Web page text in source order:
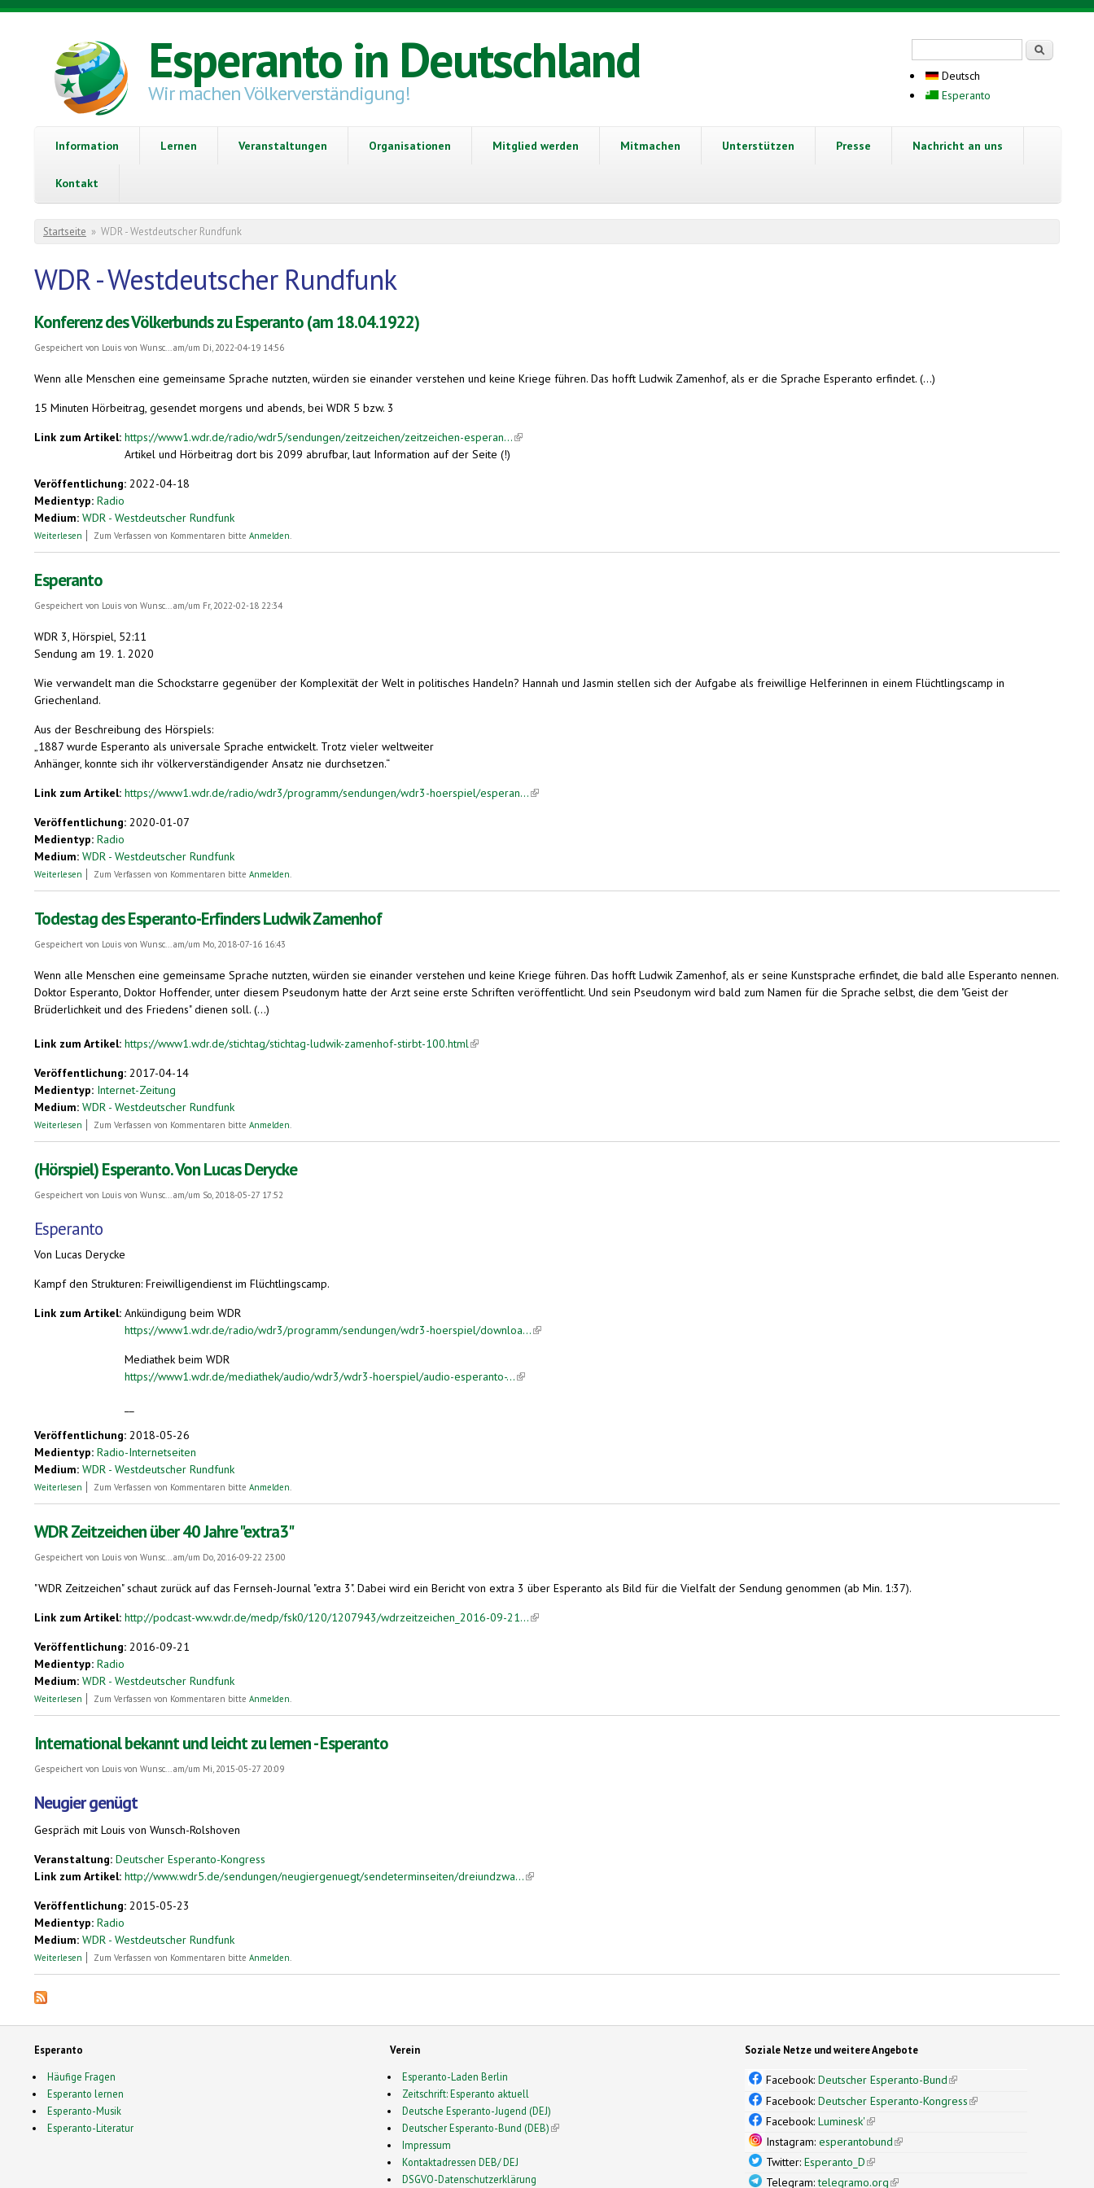
Direkt zum Inhalt
Esperanto in Deutschland
Wir machen Völkerverständigung!
Deutsch
Esperanto
Information Lernen Veranstaltungen Organisationen Mitglied werden Mitmachen Unterstützen Presse Nachricht an uns
Kontakt
Sie sind hier
Startseite » WDR - Westdeutscher Rundfunk
WDR - Westdeutscher Rundfunk
Konferenz des Völkerbunds zu Esperanto (am 18.04.1922)
Gespeichert von Louis von Wunsc...am/um Di, 2022-04-19 14:56
Wenn alle Menschen eine gemeinsame Sprache nutzten, würden sie einander verstehen und keine Kriege führen. Das hofft Ludwik Zamenhof, als er die Sprache Esperanto erfindet. (...)
15 Minuten Hörbeitrag, gesendet morgens und abends, bei WDR 5 bzw. 3
Link zum Artikel: https://www1.wdr.de/radio/wdr5/sendungen/zeitzeichen/zeitzeichen-esperan...(link is external)
Artikel und Hörbeitrag dort bis 2099 abrufbar, laut Information auf der Seite (!)
Veröffentlichung: 2022-04-18
Medientyp: Radio
Medium: WDR - Westdeutscher Rundfunk
Weiterlesen über Konferenz des Völkerbunds zu Esperanto (am 18.04.1922)
Zum Verfassen von Kommentaren bitte Anmelden.
Esperanto
Gespeichert von Louis von Wunsc...am/um Fr, 2022-02-18 22:34
WDR 3, Hörspiel, 52:11
Sendung am 19. 1. 2020
Wie verwandelt man die Schockstarre gegenüber der Komplexität der Welt in politisches Handeln? Hannah und Jasmin stellen sich der Aufgabe als freiwillige Helferinnen in einem Flüchtlingscamp in
Griechenland.
Aus der Beschreibung des Hörspiels:
„1887 wurde Esperanto als universale Sprache entwickelt. Trotz vieler weltweiter
Anhänger, konnte sich ihr völkerverständigender Ansatz nie durchsetzen.“
Link zum Artikel: https://www1.wdr.de/radio/wdr3/programm/sendungen/wdr3-hoerspiel/esperan...(link is external)
Veröffentlichung: 2020-01-07
Medientyp: Radio
Medium: WDR - Westdeutscher Rundfunk
Weiterlesen über Esperanto
Zum Verfassen von Kommentaren bitte Anmelden.
Todestag des Esperanto-Erfinders Ludwik Zamenhof
Gespeichert von Louis von Wunsc...am/um Mo, 2018-07-16 16:43
Wenn alle Menschen eine gemeinsame Sprache nutzten, würden sie einander verstehen und keine Kriege führen. Das hofft Ludwik Zamenhof, als er seine Kunstsprache erfindet, die bald alle Esperanto nennen.
Doktor Esperanto, Doktor Hoffender, unter diesem Pseudonym hatte der Arzt seine erste Schriften veröffentlicht. Und sein Pseudonym wird bald zum Namen für die Sprache selbst, die dem "Geist der
Brüderlichkeit und des Friedens" dienen soll. (...)
Link zum Artikel: https://www1.wdr.de/stichtag/stichtag-ludwik-zamenhof-stirbt-100.html(link is external)
Veröffentlichung: 2017-04-14
Medientyp: Internet-Zeitung
Medium: WDR - Westdeutscher Rundfunk
Weiterlesen über Todestag des Esperanto-Erfinders Ludwik Zamenhof
Zum Verfassen von Kommentaren bitte Anmelden.
(Hörspiel) Esperanto. Von Lucas Derycke
Gespeichert von Louis von Wunsc...am/um So, 2018-05-27 17:52
Esperanto
Von Lucas Derycke
Kampf den Strukturen: Freiwilligendienst im Flüchtlingscamp.
Link zum Artikel: Ankündigung beim WDR
https://www1.wdr.de/radio/wdr3/programm/sendungen/wdr3-hoerspiel/downloa...(link is external)
Mediathek beim WDR
https://www1.wdr.de/mediathek/audio/wdr3/wdr3-hoerspiel/audio-esperanto-...(link is external)
Veröffentlichung: 2018-05-26
Medientyp: Radio-Internetseiten
Medium: WDR - Westdeutscher Rundfunk
Weiterlesen über (Hörspiel) Esperanto. Von Lucas Derycke
Zum Verfassen von Kommentaren bitte Anmelden.
WDR Zeitzeichen über 40 Jahre "extra3"
Gespeichert von Louis von Wunsc...am/um Do, 2016-09-22 23:00
"WDR Zeitzeichen" schaut zurück auf das Fernseh-Journal "extra 3". Dabei wird ein Bericht von extra 3 über Esperanto als Bild für die Vielfalt der Sendung genommen (ab Min. 1:37).
Link zum Artikel: http://podcast-ww.wdr.de/medp/fsk0/120/1207943/wdrzeitzeichen_2016-09-21...(link is external)
Veröffentlichung: 2016-09-21
Medientyp: Radio
Medium: WDR - Westdeutscher Rundfunk
Weiterlesen über WDR Zeitzeichen über 40 Jahre "extra3"
Zum Verfassen von Kommentaren bitte Anmelden.
International bekannt und leicht zu lernen - Esperanto
Gespeichert von Louis von Wunsc...am/um Mi, 2015-05-27 20:09
Neugier genügt
Gespräch mit Louis von Wunsch-Rolshoven
Veranstaltung: Deutscher Esperanto-Kongress
Link zum Artikel: http://www.wdr5.de/sendungen/neugiergenuegt/sendeterminseiten/dreiundzwa...(link is external)
Veröffentlichung: 2015-05-23
Medientyp: Radio
Medium: WDR - Westdeutscher Rundfunk
Weiterlesen über International bekannt und leicht zu lernen - Esperanto
Zum Verfassen von Kommentaren bitte Anmelden.
Esperanto
Häufige Fragen
Esperanto lernen
Esperanto-Musik
Esperanto-Literatur
Verein
Esperanto-Laden Berlin
Zeitschrift: Esperanto aktuell
Deutsche Esperanto-Jugend (DEJ)
Deutscher Esperanto-Bund (DEB)(link is external)
Impressum
Kontaktadressen DEB/ DEJ
DSGVO-Datenschutzerklärung
Soziale Netze und weitere Angebote
Facebook:Deutscher Esperanto-Bund(link is external)
Facebook:Deutscher Esperanto-Kongress(link is external)
Facebook:Luminesk'(link is external)
Instagram:esperantobund(link is external)
Twitter:Esperanto_D(link is external)
Telegram:telegramo.org(link is external)